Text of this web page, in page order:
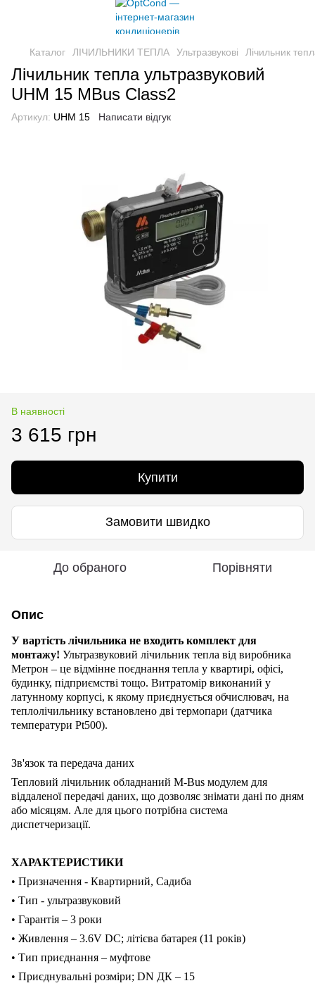
Каталог ЛІЧИЛЬНИКИ ТЕПЛА Ультразвукові Лічильник
Лічильник тепла ультразвуковий
UHM 15 MBus Class2
Артикул: UHM 15 Написати відгук
В наявності
3 615 грн
Купити
Замовити швидко
До обраного Порівняти
Опис
У вартість лічильника не входить комплект для
монтажу! Ультразвуковий лічильник тепла від виробника
Метрон – це відмінне поєднання тепла у квартирі, офісі,
будинку, підприємстві тощо. Витратомір виконаний у
латунному корпусі, к якому приєднується обчислювач, на
теплолічильнику встановлено дві термопари (датчика
температури Pt500).
Зв'язок та передача даних
Тепловий лічильник обладнаний M-Bus модулем для
віддаленої передачі даних, що дозволяє знімати дані по дням
або місяцям. Але для цього потрібна система
диспетчеризації.
ХАРАКТЕРИСТИКИ
• Призначення - Квартирний, Садиба
• Тип - ультразвуковий
• Гарантія – 3 роки
• Живлення – 3.6V DC; літієва батарея (11 років)
• Тип приєднання – муфтове
• Приєднувальні розміри; DN ДК – 15